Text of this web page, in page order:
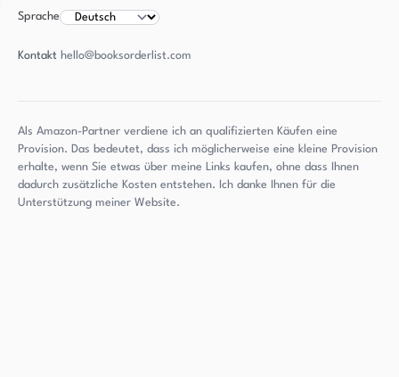
Sprache
Kontakt hello@booksorderlist.com
Als Amazon-Partner verdiene ich an qualifizierten Käufen eine
Provision. Das bedeutet, dass ich möglicherweise eine kleine Provision
erhalte, wenn Sie etwas über meine Links kaufen, ohne dass Ihnen
dadurch zusätzliche Kosten entstehen. Ich danke Ihnen für die
Unterstützung meiner Website.